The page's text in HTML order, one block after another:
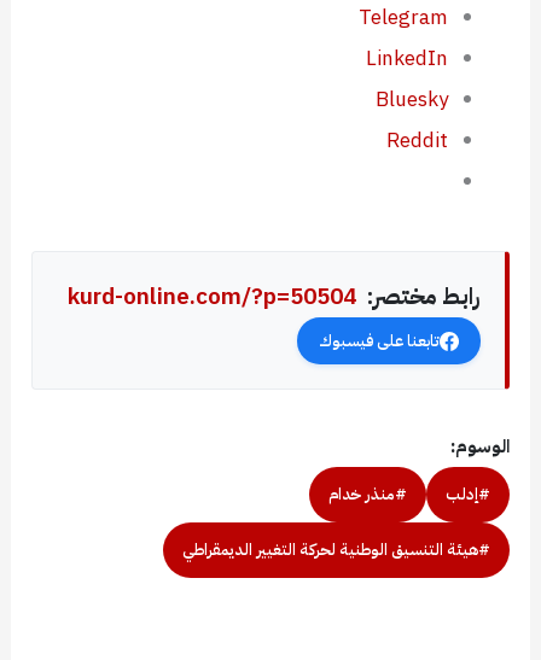
Telegram
LinkedIn
Bluesky
Reddit
رابط مختصر: kurd-online.com/?p=50504
تابعنا على فيسبوك
الوسوم:
#إدلب #منذر خدام
#هيئة التنسيق الوطنية لحركة التغيير الديمقراطي